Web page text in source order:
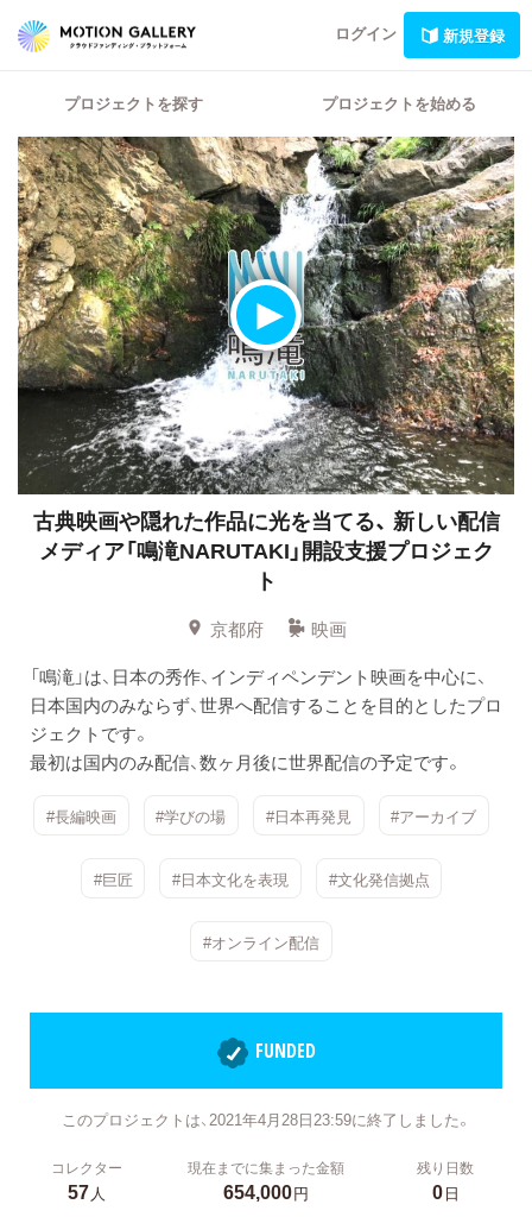
ログイン 新規登録
プロジェクトを探す プロジェクトを始める
古典映画や隠れた作品に光を当てる、 新しい配信
メディア「鳴滝NARUTAKI」開設支援プロジェク
ト
京都府
映画
「鳴滝」は、日本の秀作、インディペンデント映画を中心に、
日本国内のみならず、世界へ配信することを目的としたプロ
ジェクトです。
最初は国内のみ配信、数ヶ月後に世界配信の予定です。
#長編映画 #学びの場 #日本再発見 #アーカイブ
#巨匠 #日本文化を表現 #文化発信拠点
#オンライン配信
FUNDED
このプロジェクトは、2021年4月28日23:59に終了しました。
コレクター
57人
現在までに集まった金額
654,000円
残り日数
0日